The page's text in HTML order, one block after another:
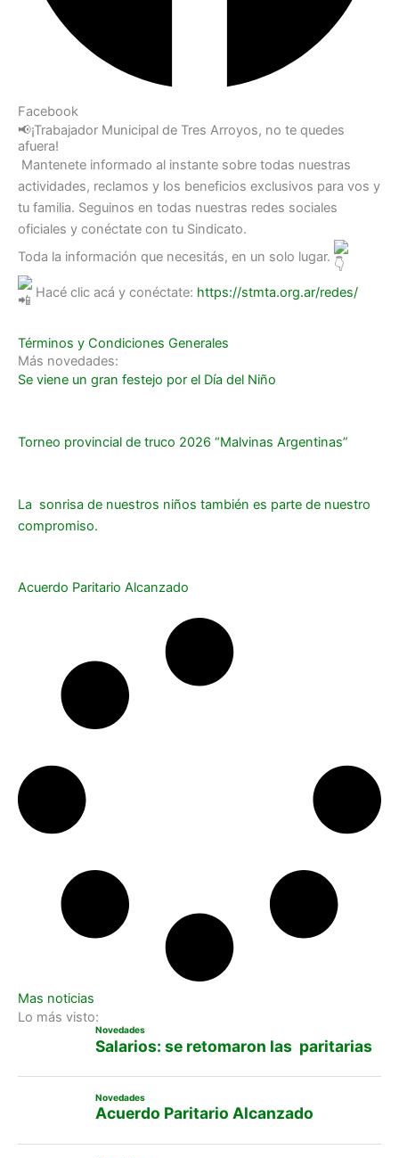
Facebook
📢¡Trabajador Municipal de Tres Arroyos, no te quedes
afuera!
Mantenete informado al instante sobre todas nuestras
actividades, reclamos y los beneficios exclusivos para vos y
tu familia. Seguinos en todas nuestras redes sociales
oficiales y conéctate con tu Sindicato.
Toda la información que necesitás, en un solo lugar.
Hacé clic acá y conéctate: https://stmta.org.ar/redes/
Términos y Condiciones Generales
Más novedades:
Se viene un gran festejo por el Día del Niño
Torneo provincial de truco 2026 “Malvinas Argentinas”
La sonrisa de nuestros niños también es parte de nuestro
compromiso.
Acuerdo Paritario Alcanzado
Mas noticias
Lo más visto:
Novedades
Salarios: se retomaron las paritarias
Novedades
Acuerdo Paritario Alcanzado